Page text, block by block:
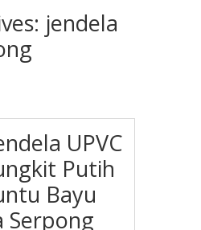
jendela
UPVC
Putih
Bayu
Serpong